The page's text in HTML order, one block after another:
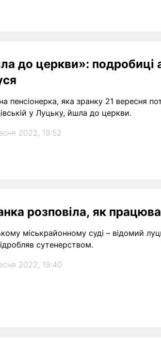
до церкви»: подробиці
пенсіонерка, яка зранку 21 вересня
у Луцьку, йшла до церкви.
2022, 19:52
розповіла, як
міськрайонному суді – відомий
сутенерством.
2022, 19:40